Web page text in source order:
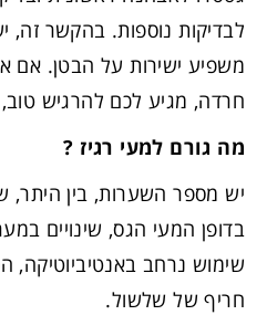
לבדיקות נוספות. בהקשר זה,
משפיע ישירות על הבטן. אם
חרדה, מגיע לכם להרגיש
מה גורם למעי רגיז ?
יש מספר השערות, בין היתר,
בדופן המעי הגס, שינויים
שימוש נרחב באנטיביוטיקה,
חריף של שלשול.